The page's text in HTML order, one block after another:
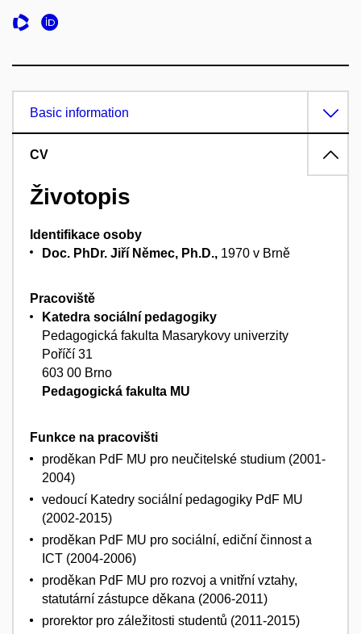
Basic information
CV
Životopis
Identifikace osoby
Doc. PhDr. Jiří Němec, Ph.D., 1970 v Brně
Pracoviště
Katedra sociální pedagogiky
Pedagogická fakulta Masarykovy univerzity
Poříčí 31
603 00 Brno
Pedagogická fakulta MU
Funkce na pracovišti
proděkan PdF MU pro neučitelské studium (2001-
2004)
vedoucí Katedry sociální pedagogiky PdF MU
(2002-2015)
proděkan PdF MU pro sociální, ediční činnost a
ICT (2004-2006)
proděkan PdF MU pro rozvoj a vnitřní vztahy,
statutární zástupce děkana (2006-2011)
prorektor pro záležitosti studentů (2011-2015)